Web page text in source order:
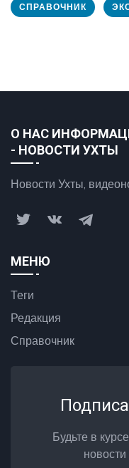
СПРАВОЧНИК
О НАС
- НОВОСТИ УХТЫ
Новости Ухты,
МЕНЮ
Теги
Редакция
Справочник
Будьте в